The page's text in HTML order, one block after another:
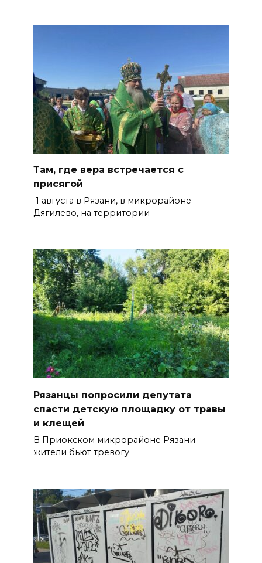
Там, где вера встречается с
присягой
1 августа в Рязани, в микрорайоне
Дягилево, на территории
Рязанцы попросили депутата
спасти детскую площадку от травы
и клещей
В Приокском микрорайоне Рязани
жители бьют тревогу